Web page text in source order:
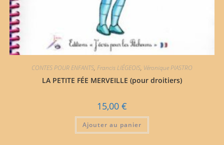
CONTES POUR ENFANTS, Francis LIÉGEOIS, Véronique PIASTRO
LA PETITE FÉE MERVEILLE (pour droitiers)
15,00 €
Ajouter au panier